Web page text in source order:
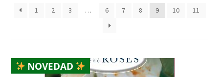
1 2 3 … 6 7 8 9 10 11
NOVEDAD